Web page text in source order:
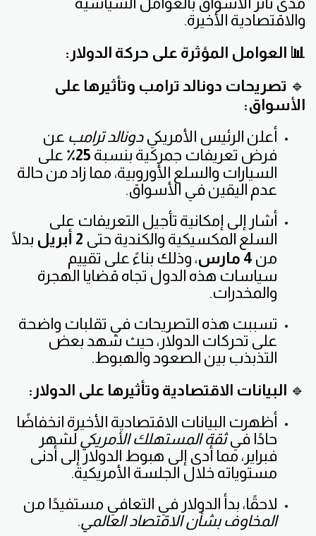
والاقتصادية الأخيرة.
📊 العوامل المؤثرة على حركة الدولار:
🔹 تصريحات دونالد ترامب وتأثيرها على
الأسواق:
أعلن الرئيس الأمريكيدونالد ترامب عن
فرض تعريفات جمركية بنسبة 25٪
على
السيارات والسلع الأوروبية، مما زاد من حالة
عدم اليقين في الأسواق.
أشار إلى إمكانية تأجيل التعريفات على
السلع المكسيكية والكندية حتى 2 أبريل
بدلًا
من 4 مارس
، وذلك بناءً على تقييم
سياسات هذه الدول تجاه قضايا الهجرة
والمخدرات.
تسببت هذه التصريحات في تقلبات واضحة
على تحركات الدولار، حيث شهد بعض
التذبذب بين الصعود والهبوط.
🔹 البيانات الاقتصادية وتأثيرها على الدولار:
أظهرت البيانات الاقتصادية الأخيرة انخفاضًا
حادًا فيثقة المستهلك الأمريكي لشهر
فبراير، مما أدى إلى هبوط الدولار إلى أدنى
مستوياته خلال الجلسة الأمريكية.
لاحقًا، بدأ الدولار في التعافي مستفيدًا من
المخاوف بشأن الاقتصاد العالمي.